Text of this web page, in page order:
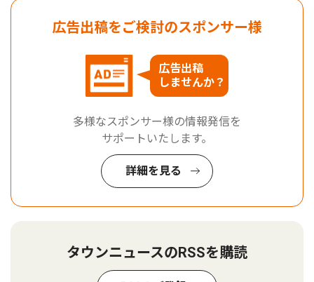
広告出稿をご検討のスポンサー様
広告出稿
しませんか？
多様なスポンサー様の情報発信を
サポートいたします。
詳細を見る
タウンニュースのRSSを購読